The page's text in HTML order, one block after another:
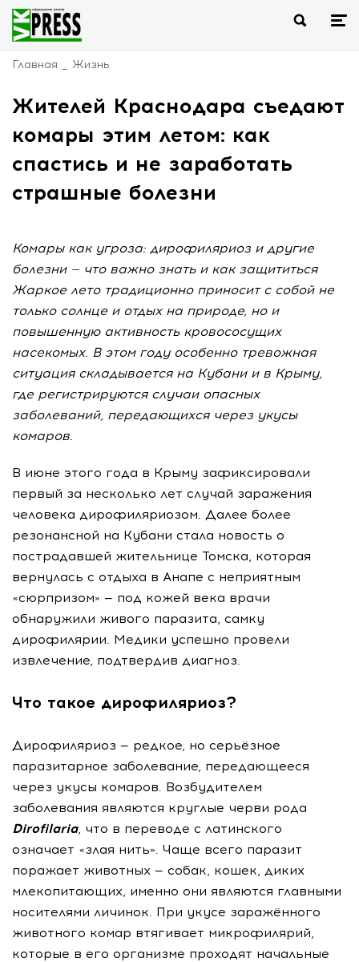
Главная Жизнь
Жителей Краснодара съедают
комары этим летом: как
спастись и не заработать
страшные болезни
Комары как угроза: дирофиляриоз и другие
болезни — что важно знать и как защититься
Жаркое лето традиционно приносит с собой не
только солнце и отдых на природе, но и
повышенную активность кровососущих
насекомых. В этом году особенно тревожная
ситуация складывается на Кубани и в Крыму,
где регистрируются случаи опасных
заболеваний, передающихся через укусы
комаров.
В июне этого года в Крыму зафиксировали
первый за несколько лет случай заражения
человека дирофиляриозом. Далее более
резонансной на Кубани стала новость о
пострадавшей жительнице Томска, которая
вернулась с отдыха в Анапе с неприятным
«сюрпризом» — под кожей века врачи
обнаружили живого паразита, самку
дирофилярии. Медики успешно провели
извлечение, подтвердив диагноз.
Что такое дирофиляриоз?
Дирофиляриоз — редкое, но серьёзное
паразитарное заболевание, передающееся
через укусы комаров. Возбудителем
заболевания являются круглые черви рода
Dirofilaria, что в переводе с латинского
означает «злая нить». Чаще всего паразит
поражает животных — собак, кошек, диких
млекопитающих, именно они являются главными
носителями личинок. При укусе заражённого
животного комар втягивает микрофилярий,
которые в его организме проходят начальные